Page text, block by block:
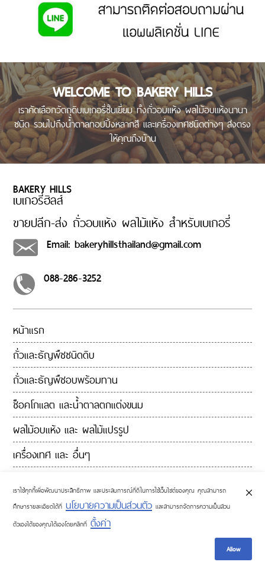
WELCOME TO BAKERY HILLS
เราคัดเลือกวัตถุดิบเบเกอรี่ชั้นเยี่ยม ทั้งถั่วอบแห้ง ผลไม้อบแห้งนานา
ชนิด รวมไปถึงน้ำตาลทอปปิ้งหลากสี และเครื่องเทศชนิดต่างๆ ส่งตรง
ให้คุณถึงบ้าน
BAKERY HILLS
เบเกอรี่ฮิลส์
ขายปลีก-ส่ง ถั่วอบแห้ง ผลไม้แห้ง สำหรับเบเกอรี่
Email: bakeryhillsthailand@gmail.com
088-286-3252
หน้าแรก
ถั่วและธัญพืชชนิดดิบ
ถั่วและธัญพืชอบพร้อมทาน
ช็อคโกแลต และน้ำตาลตกแต่งขนม
ผลไม้อบแห้ง และ ผลไม้แปรรูป
เครื่องเทศ และ อื่นๆ
เราใช้คุกกี้เพื่อพัฒนาประสิทธิภาพ และประสบการณ์ที่ดีในการใช้เว็บไซต์ของคุณ คุณสามารถ
ศึกษารายละเอียดได้ที่ นโยบายความเป็นส่วนตัว และสามารถจัดการความเป็นส่วน
ตัวเองได้ของคุณได้เองโดยคลิกที่ ตั้งค่า
Allow